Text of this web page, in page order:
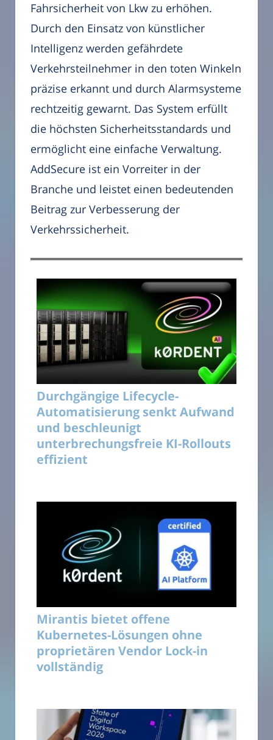
Fahrsicherheit von Lkw zu erhöhen.
Durch den Einsatz von künstlicher
Intelligenz werden gefährdete
Verkehrsteilnehmer in den toten Winkeln
präzise erkannt und durch Alarmsysteme
rechtzeitig gewarnt. Das System erfüllt
die höchsten Sicherheitsstandards und
ermöglicht eine einfache Verwaltung.
AddSecure ist ein Vorreiter in der
Branche und leistet einen bedeutenden
Beitrag zur Verbesserung der
Verkehrssicherheit.
Durchgängige Lifecycle-
Automatisierung senkt Aufwand
und beschleunigt
unterbrechungsfreie KI-Rollouts
effizient
Mirantis bietet offene
Kubernetes-Lösungen ohne
proprietären Vendor Lock-in
vollständig